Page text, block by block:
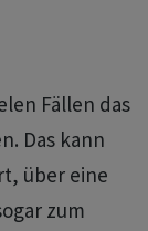
Fällen das
Das kann
über eine
zum